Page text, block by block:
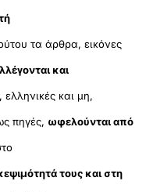
τα άρθρα, εικόνες
και
ελληνικές και μη,
πηγές, ωφελούνται από
τους και στη